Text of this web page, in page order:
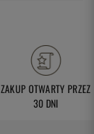
ZAKUP OTWARTY PRZEZ
30 DNI